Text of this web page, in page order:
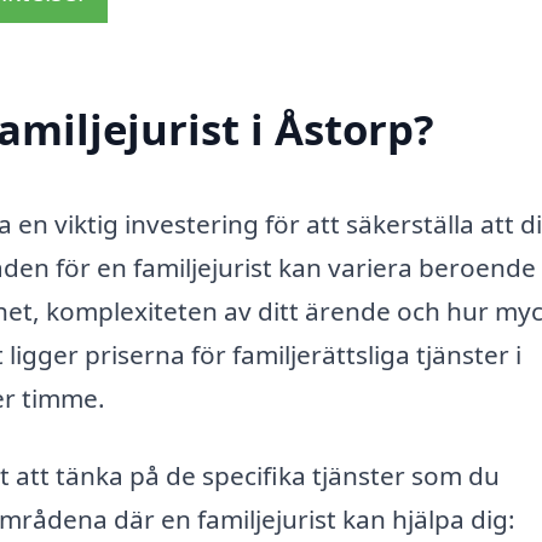
i Åstorp?
en viktig investering för att säkerställa att
för en familjejurist kan variera beroende
komplexiteten av ditt ärende och hur
priserna för familjerättsliga tjänster i
timme.
tänka på de specifika tjänster som du
där en familjejurist kan hjälpa dig: